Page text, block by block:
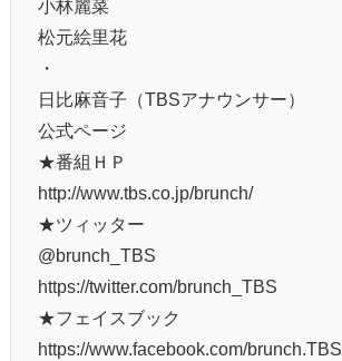
小林麗菜
松元絵里花
・
日比麻音子（TBSアナウンサー）
公式ページ
★番組ＨＰ
http://www.tbs.co.jp/brunch/
★ツィッター
@brunch_TBS
https://twitter.com/brunch_TBS
★フェイスブック
https://www.facebook.com/brunch.TBS